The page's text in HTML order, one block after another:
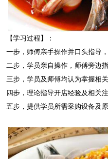
【学习过程】：
一步，师傅亲手操作并口头指导
二步，学员亲自操作，师傅旁边指
三步，学员及师傅均认为掌握相
四步，理论指导开店经验及相关注
五步，提供学员所需采购设备及